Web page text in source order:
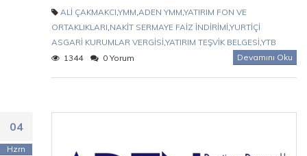
ALİ ÇAKMAKCI YMM ADEN YMM YATIRIM FON VE
ORTAKLIKLARI NAKİT SERMAYE FAİZ İNDİRİMİ YURTİÇİ
ASGARİ KURUMLAR VERGİSİ YATIRIM TEŞVİK BELGESİ YTB
1344
0 Yorum Devamını Oku
04
Hzrn